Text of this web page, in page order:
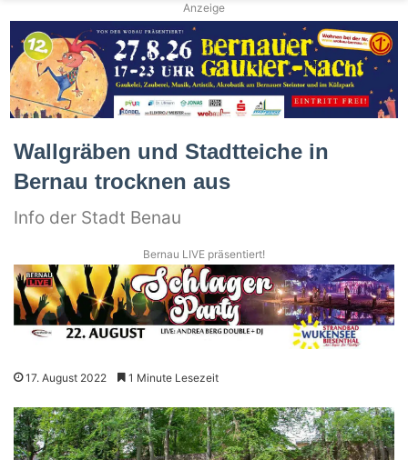
Anzeige
Wallgräben und Stadtteiche in
Bernau trocknen aus
Info der Stadt Benau
Bernau LIVE präsentiert!
17. August 2022 1 Minute Lesezeit